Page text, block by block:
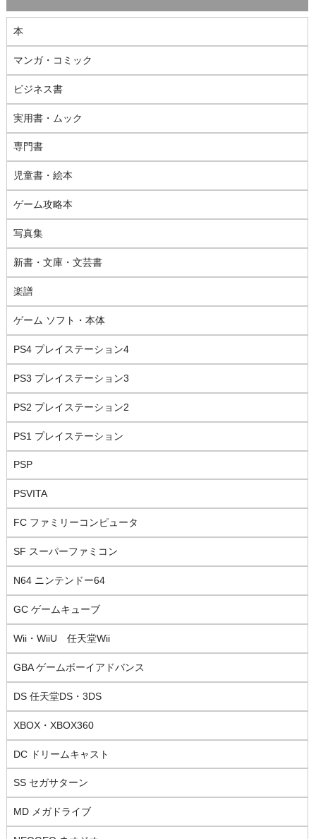
本
マンガ・コミック
ビジネス書
実用書・ムック
専門書
児童書・絵本
ゲーム攻略本
写真集
新書・文庫・文芸書
楽譜
ゲーム ソフト・本体
PS4 プレイステーション4
PS3 プレイステーション3
PS2 プレイステーション2
PS1 プレイステーション
PSP
PSVITA
FC ファミリーコンピュータ
SF スーパーファミコン
N64 ニンテンドー64
GC ゲームキューブ
Wii・WiiU 任天堂Wii
GBA ゲームボーイアドバンス
DS 任天堂DS・3DS
XBOX・XBOX360
DC ドリームキャスト
SS セガサターン
MD メガドライブ